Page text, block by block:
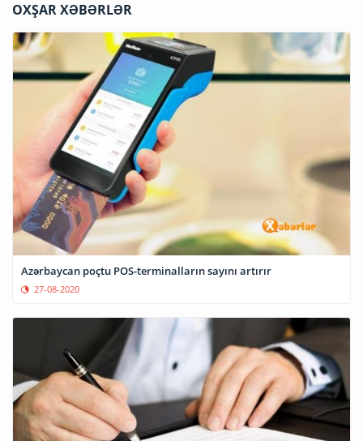
OXŞAR XƏBƏRLƏR
Azərbaycan poçtu POS-terminalların sayını artırır
27-08-2020